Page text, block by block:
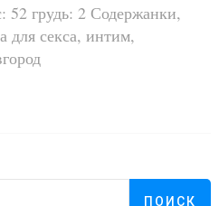
52 грудь: 2 Содержанки,
для секса, интим,